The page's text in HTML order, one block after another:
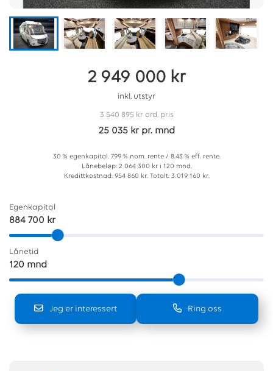
2 949 000 kr
inkl. utstyr
3 540 895 kr ord. pris
25 035 kr pr. mnd
30 % egenkapital. 7.99 % nom. rente / 8.43 % eff. rente.
Lånebeløp: 2 064 300 kr i 120 mnd.
Kredittkostnad: 954 860 kr. Totalt: 3 019 160 kr.
Egenkapital
884 700 kr
Lånetid
120 mnd
Jeg er interessert Ring oss